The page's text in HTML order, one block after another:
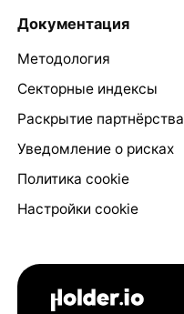
Документация
Методология
Секторные индексы
Раскрытие партнёрства
Уведомление о рисках
Политика cookie
Настройки cookie